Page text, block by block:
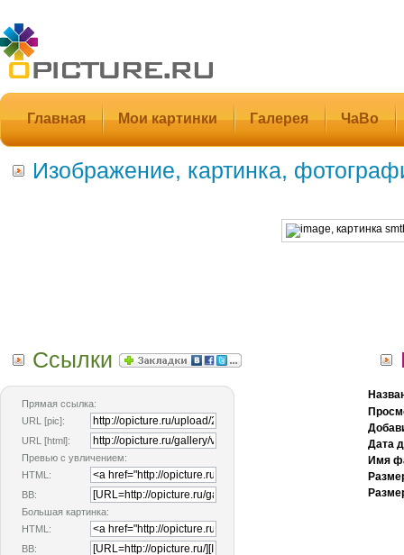
Главная Мои картинки Галерея ЧаВо
Изображение, картинка,
Ссылки
Прямая ссылка:
URL [pic]:
URL [html]:
Превью с увличением:
HTML:
BB:
Большая картинка:
HTML:
BB:
Дата
Имя